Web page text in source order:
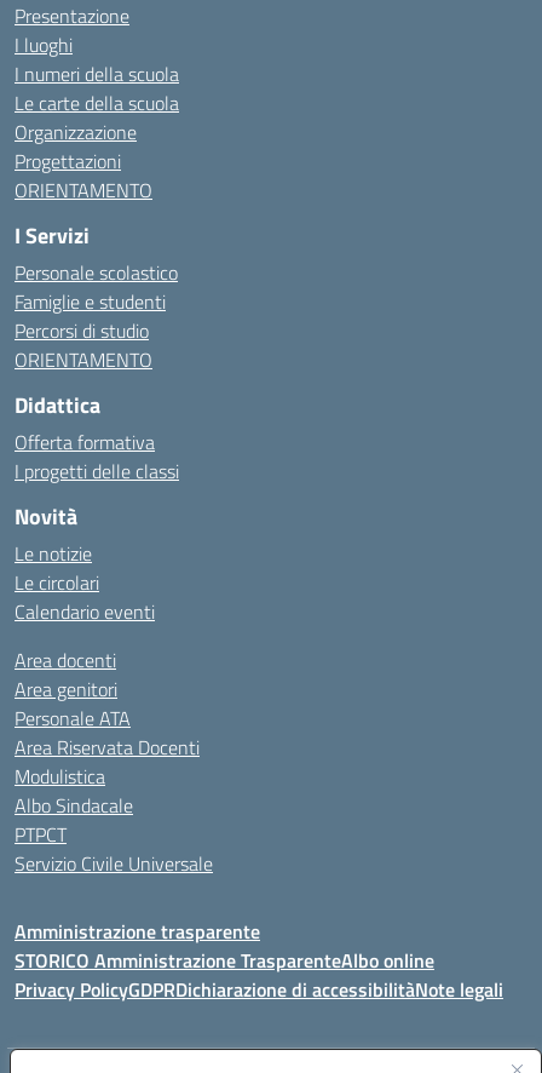
Presentazione
I luoghi
I numeri della scuola
Le carte della scuola
Organizzazione
Progettazioni
ORIENTAMENTO
I Servizi
Personale scolastico
Famiglie e studenti
Percorsi di studio
ORIENTAMENTO
Didattica
Offerta formativa
I progetti delle classi
Novità
Le notizie
Le circolari
Calendario eventi
Area docenti
Area genitori
Personale ATA
Area Riservata Docenti
Modulistica
Albo Sindacale
PTPCT
Servizio Civile Universale
Amministrazione trasparente
STORICO Amministrazione TrasparenteAlbo online
Privacy PolicyGDPRDichiarazione di accessibilitàNote legali